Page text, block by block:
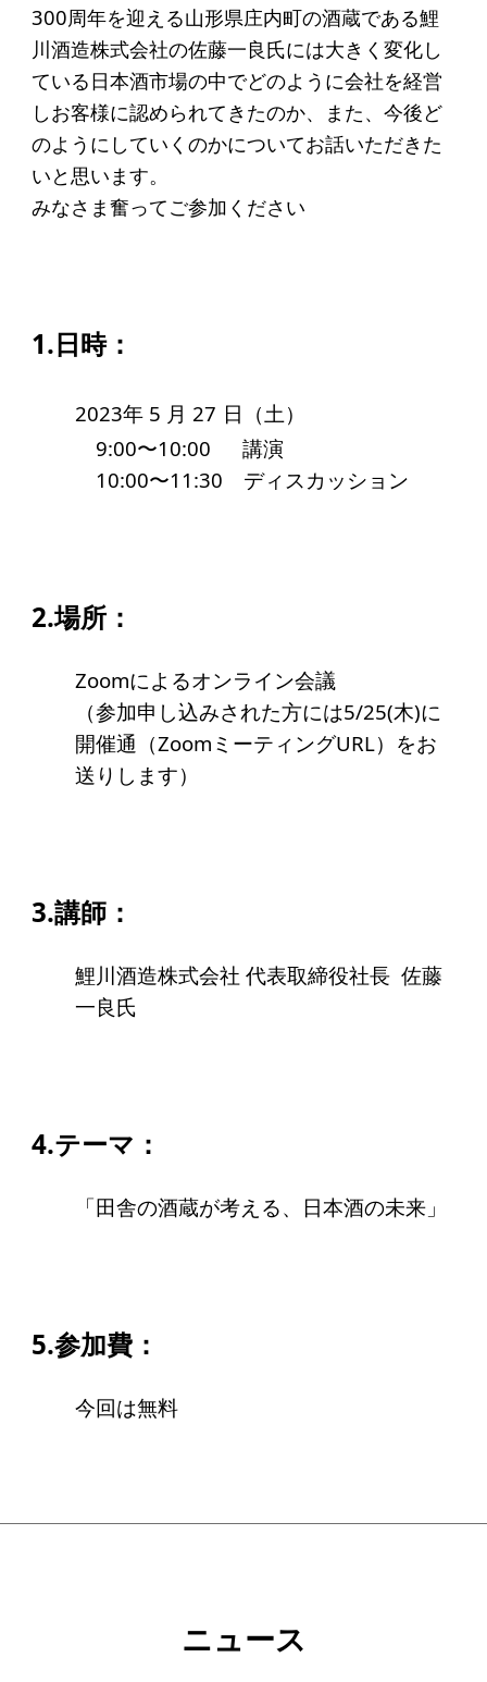
組織
事業内容
年間スケジュール
定款
個人情報保護方針
事業方針
給付型奨学金とは
募集要項
丸和育志会の考える
ソーシャルビジネス
受賞者一覧
研究会一覧
ELPASO会
会員限定ページ
寄付のお願い
ニュース・コラム
ニュース
300周年を迎える山形県庄内町の酒蔵である鯉
川酒造株式会社の佐藤一良氏には大きく変化し
ている日本酒市場の中でどのように会社を経営
しお客様に認められてきたのか、また、今後ど
のようにしていくのかについてお話いただきた
いと思います。
みなさま奮ってご参加ください
1.日時：
2023年 5 月 27 日（土）
9:00〜10:00 講演
10:00〜11:30 ディスカッション
2.場所：
Zoomによるオンライン会議
（参加申し込みされた方には5/25(木)に
開催通（ZoomミーティングURL）をお
送りします）
3.講師：
鯉川酒造株式会社 代表取締役社長 佐藤
一良氏
4.テーマ：
「田舎の酒蔵が考える、日本酒の未来」
5.参加費：
今回は無料
ニュース